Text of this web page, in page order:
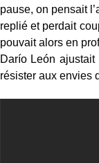
pause, on pensait
replié et perdait
pouvait alors en
Darío León
résister aux envies